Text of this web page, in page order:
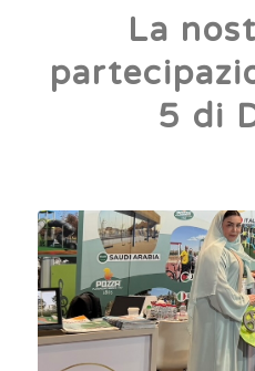
La
5 di